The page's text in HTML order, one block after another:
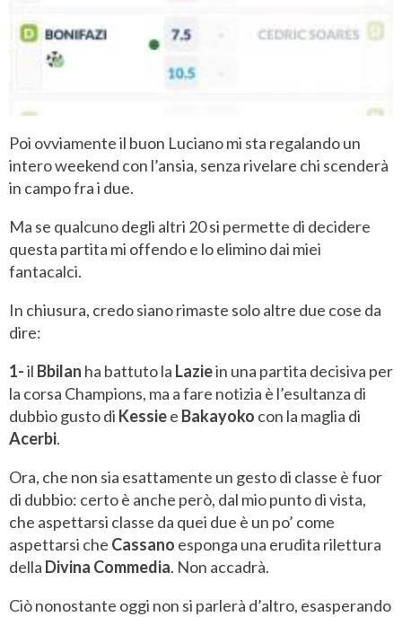
Poi ovviamente il buon Luciano mi sta regalando un
intero weekend con l’ansia, senza rivelare chi scenderà
in campo fra i due.
Ma se qualcuno degli altri 20 si permette di decidere
questa partita mi offendo e lo elimino dai miei
fantacalci.
In chiusura, credo siano rimaste solo altre due cose da
dire:
1-il Bbilan ha battuto la Laziein una partita decisiva per
la corsa Champions, ma a fare notizia è l’esultanza di
dubbio gusto di Kessiee Bakayoko con la maglia di
Acerbi.
Ora, che non sia esattamente un gesto di classe è fuor
di dubbio: certo è anche però, dal mio punto di vista,
che aspettarsi classe da quei due è un po’ come
aspettarsi che Cassano esponga una erudita rilettura
della Divina Commedia. Non accadrà.
Ciò nonostante oggi non si parlerà d’altro, esasperando